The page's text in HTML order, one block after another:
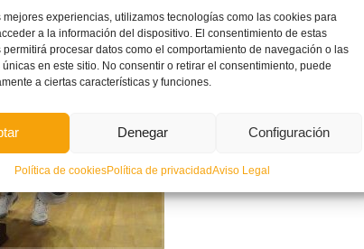
mejores experiencias, utilizamos tecnologías como las cookies para
a la información del dispositivo. El consentimiento de estas
procesar datos como el comportamiento de navegación o las
en este sitio. No consentir o retirar el consentimiento, puede
a ciertas características y funciones.
Denegar Configuración
Política de cookiesPolítica de privacidadAviso Legal